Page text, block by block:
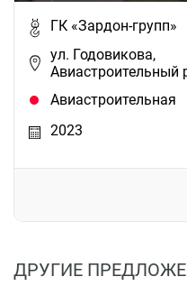
ГК «Зардон-групп»
ул. Годовикова,
Авиастроительный
Авиастроительная
2023
ДРУГИЕ